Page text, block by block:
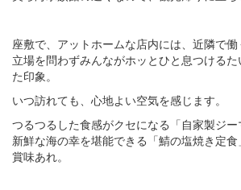
座敷で、アットホームな店内には、近隣で働
立場を問わずみんながホッとひと息つける
た印象。
いつ訪れても、心地よい空気を感じます。
つるつるした食感がクセになる「自家製ジー
新鮮な海の幸を堪能できる「鯖の塩焼き定
賞味あれ。